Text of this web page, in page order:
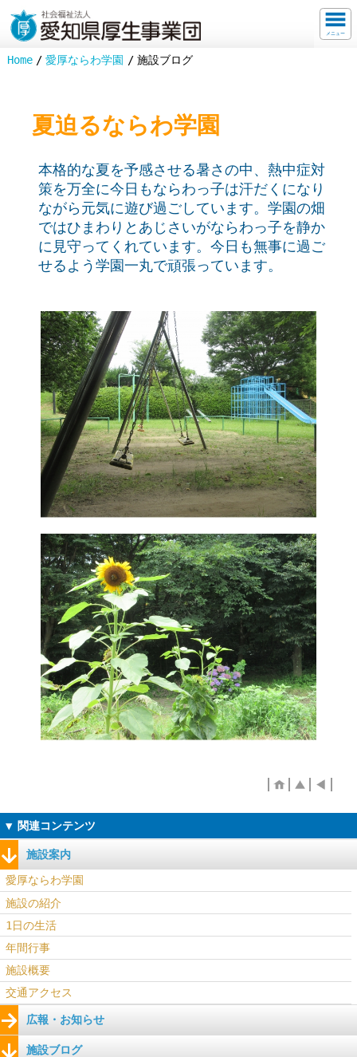
メニュー
Home 愛厚ならわ学園 施設ブログ
夏迫るならわ学園
本格的な夏を予感させる暑さの中、熱中症対
策を万全に今日もならわっ子は汗だくになり
ながら元気に遊び過ごしています。学園の畑
ではひまわりとあじさいがならわっ子を静か
に見守ってくれています。今日も無事に過ご
せるよう学園一丸で頑張っています。
施設案内
愛厚ならわ学園
施設の紹介
1日の生活
年間行事
施設概要
交通アクセス
広報・お知らせ
施設ブログ